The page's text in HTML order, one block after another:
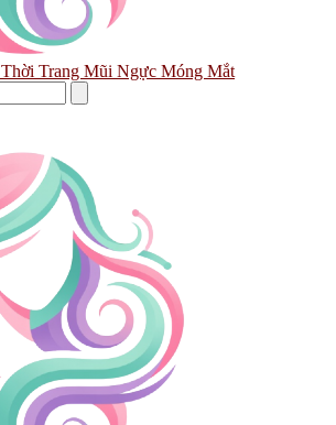
Thời Trang Mũi Ngực Móng Mắt